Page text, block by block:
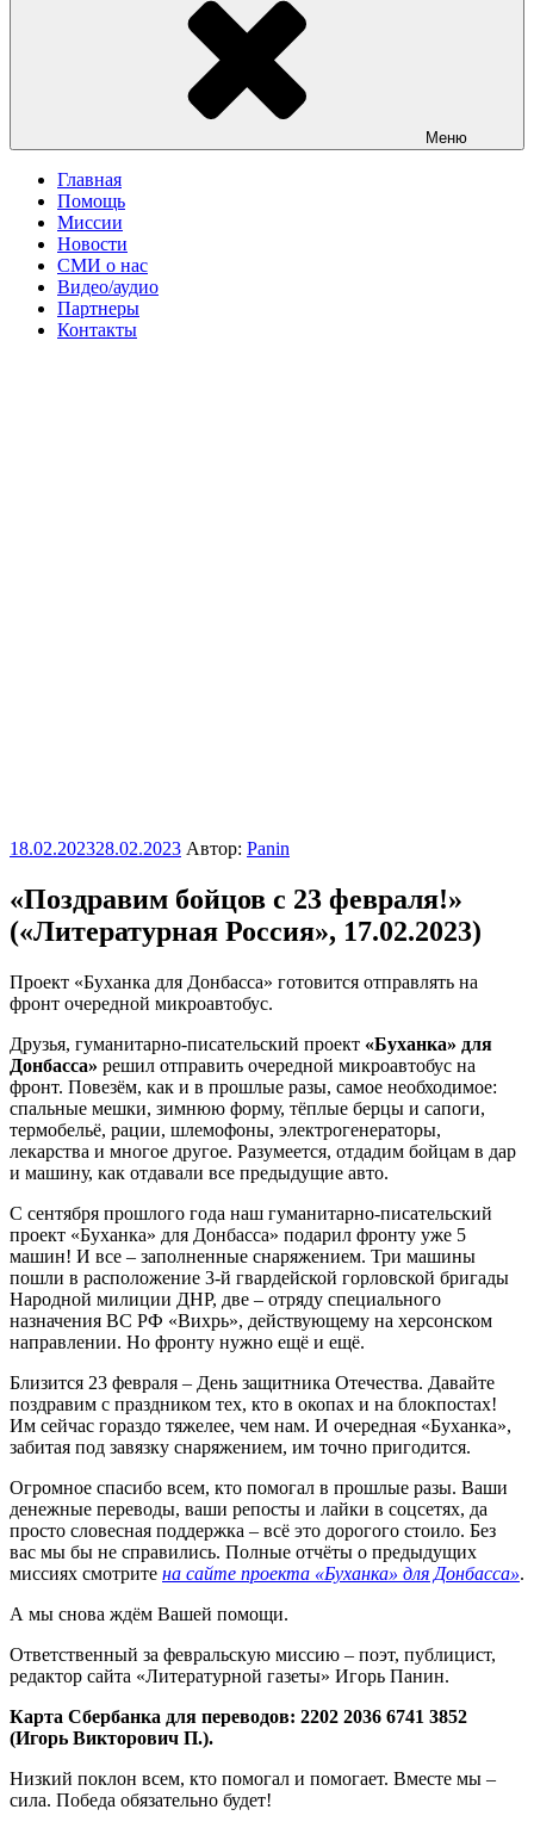
Меню
Главная
Помощь
Миссии
Новости
СМИ о нас
Видео/аудио
Партнеры
Контакты
Опубликовано
18.02.202328.02.2023 Автор: Panin
«Поздравим бойцов с 23 февраля!»
(«Литературная Россия», 17.02.2023)
Проект «Буханка для Донбасса» готовится отправлять на
фронт очередной микроавтобус.
Друзья, гуманитарно-писательский проект «Буханка» для
Донбасса» решил отправить очередной микроавтобус на
фронт. Повезём, как и в прошлые разы, самое необходимое:
спальные мешки, зимнюю форму, тёплые берцы и сапоги,
термобельё, рации, шлемофоны, электрогенераторы,
лекарства и многое другое. Разумеется, отдадим бойцам в дар
и машину, как отдавали все предыдущие авто.
С сентября прошлого года наш гуманитарно-писательский
проект «Буханка» для Донбасса» подарил фронту уже 5
машин! И все – заполненные снаряжением. Три машины
пошли в расположение 3-й гвардейской горловской бригады
Народной милиции ДНР, две – отряду специального
назначения ВС РФ «Вихрь», действующему на херсонском
направлении. Но фронту нужно ещё и ещё.
Близится 23 февраля – День защитника Отечества. Давайте
поздравим с праздником тех, кто в окопах и на блокпостах!
Им сейчас гораздо тяжелее, чем нам. И очередная «Буханка»,
забитая под завязку снаряжением, им точно пригодится.
Огромное спасибо всем, кто помогал в прошлые разы. Ваши
денежные переводы, ваши репосты и лайки в соцсетях, да
просто словесная поддержка – всё это дорогого стоило. Без
вас мы бы не справились. Полные отчёты о предыдущих
миссиях смотрите на сайте проекта «Буханка» для Донбасса».
А мы снова ждём Вашей помощи.
Ответственный за февральскую миссию – поэт, публицист,
редактор сайта «Литературной газеты» Игорь Панин.
Карта Сбербанка для переводов: 2202 2036 6741 3852
(Игорь Викторович П.).
Низкий поклон всем, кто помогал и помогает. Вместе мы –
сила. Победа обязательно будет!